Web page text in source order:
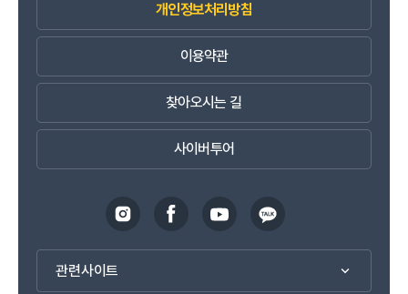
개인정보처리방침
이용약관
찾아오시는 길
사이버투어
관련사이트